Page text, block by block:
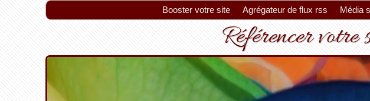
Booster votre site Agrégateur de flux rss Média
Référencer